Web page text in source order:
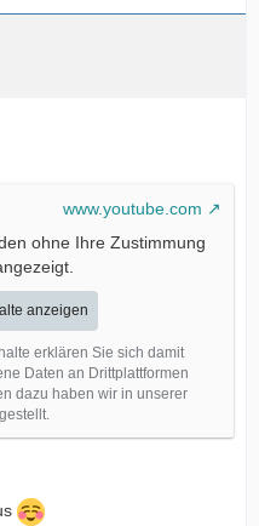
www.youtube.com
ohne Ihre Zustimmung
anzeigen
erklären Sie sich damit
Daten an Drittplattformen
dazu haben wir in unserer